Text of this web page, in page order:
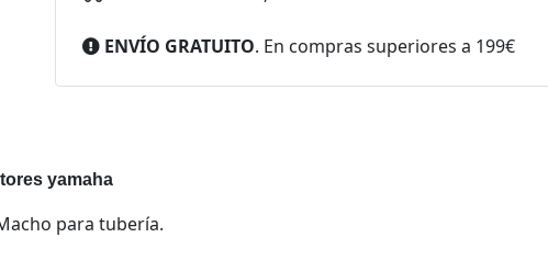
ENVÍO GRATUITO. En compras superiores a 199€
yamaha
para tubería.